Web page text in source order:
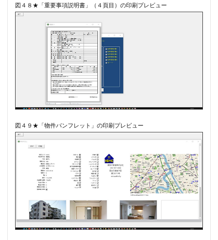
図４８★「重要事項説明書」（４頁目）の印刷プレビュー
図４９★「物件パンフレット」の印刷プレビュー